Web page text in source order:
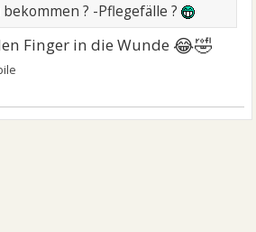
? -Pflegefälle ?
Finger in die Wunde 😂🤣